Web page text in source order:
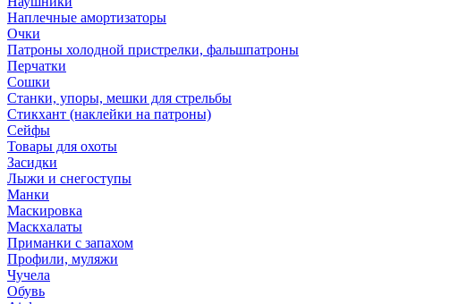
Наплечные амортизаторы
Очки
Патроны холодной пристрелки, фальшпатроны
Перчатки
Сошки
Станки, упоры, мешки для стрельбы
Стикхант (наклейки на патроны)
Сейфы
Товары для охоты
Засидки
Лыжи и снегоступы
Манки
Маскировка
Маскхалаты
Приманки с запахом
Профили, муляжи
Чучела
Обувь